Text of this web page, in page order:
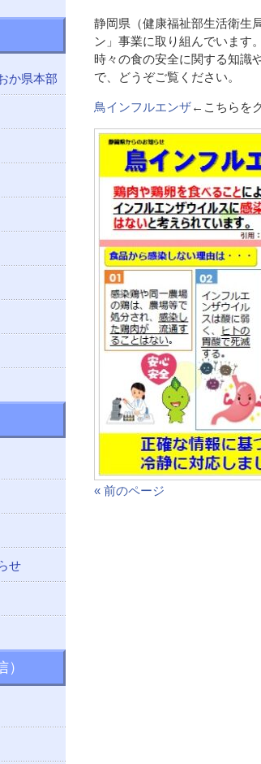
静岡県（健康福祉部生活衛生
ン」事業に取り組んでいます。
時々の食の安全に関する知識
で、どうぞご覧ください。
鳥インフルエンザ←こちらを
« 前のページ
か県本部
せ